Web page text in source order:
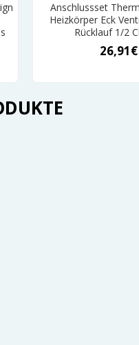
Anschlussset
Heizkörper Eck
Rücklauf 1/2
26,91€